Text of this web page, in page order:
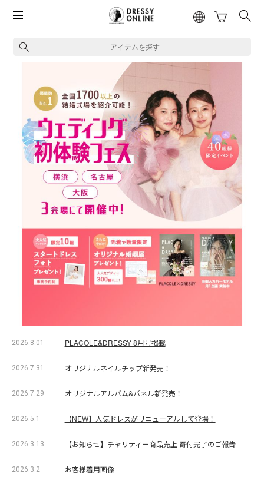
アイテムを探す
2026.8.01 PLACOLE&DRESSY 8月号掲載
2026.7.31 オリジナルネイルチップ新発売！
2026.7.29 オリジナルアルバム&パネル新発売！
2026.5.1 【NEW】人気ドレスがリニューアルして登場！
2026.3.13 【お知らせ】チャリティー商品売上 寄付完了のご報告
2026.3.2 お客様着用画像